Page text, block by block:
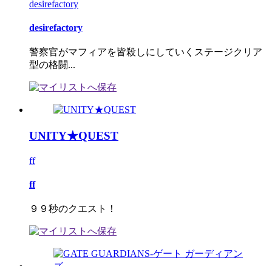
desirefactory
desirefactory
警察官がマフィアを皆殺しにしていくステージクリア
型の格闘...
UNITY★QUEST
ff
ff
９９秒のクエスト！